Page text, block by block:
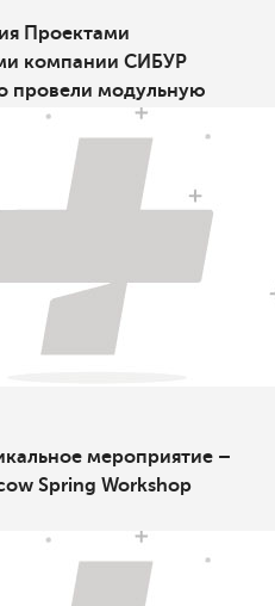
Проектами
компании СИБУР
провели модульную
мероприятие –
Spring Workshop